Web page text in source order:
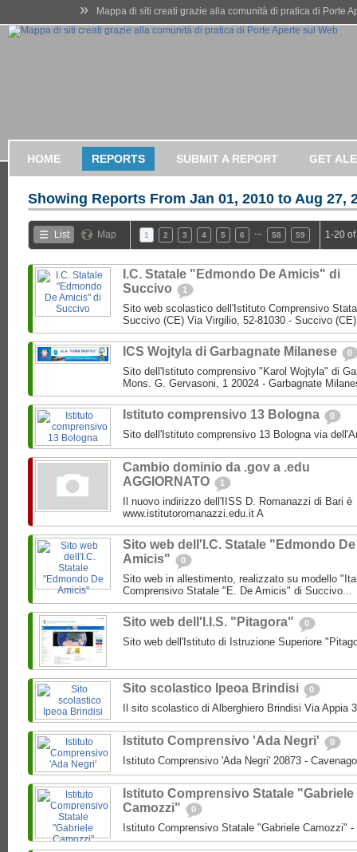
» Mappa di siti creati grazie alla comunità di pratica di Porte
HOME REPORTS SUBMIT A REPORT GET
Showing Reports From Jan 01, 2010 to Aug 27,
List Map 1 2 3 4 5 6 58 59 1-20
I.C. Statale "Edmondo De Amicis" di
Succivo
1
Sito web scolastico dell'Istituto Comprensivo
Succivo (CE) Via Virgilio, 52-81030 - Succivo
ICS Wojtyla di Garbagnate Milanese 0
Sito dell'Istituto comprensivo "Karol Wojtyla" di
Mons. G. Gervasoni, 1 20024 - Garbagnate
Istituto comprensivo 13 Bologna 0
Sito dell'Istituto comprensivo 13 Bologna via
Cambio dominio da .gov a .edu
AGGIORNATO
1
Il nuovo indirizzo dell'IISS D. Romanazzi di Bari è
www.istitutoromanazzi.edu.it A
Sito web dell'I.C. Statale "Edmondo De
Amicis"
0
Sito web in allestimento, realizzato su modello
Comprensivo Statale "E. De Amicis" di Succivo...
Sito web dell'I.I.S. "Pitagora" 0
Sito web dell'Istituto di Istruzione Superiore
Sito scolastico Ipeoa Brindisi 0
Il sito scolastico di Alberghiero Brindisi Via Appia
Istituto Comprensivo 'Ada Negri' 0
Istituto Comprensivo 'Ada Negri' 20873 -
Istituto Comprensivo Statale "Gabriele
Camozzi"
0
Istituto Comprensivo Statale "Gabriele Camozzi"